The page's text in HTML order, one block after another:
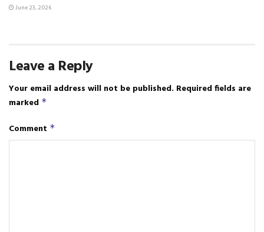
June 23, 2026
Leave a Reply
Your email address will not be published. Required fields are
marked *
Comment *